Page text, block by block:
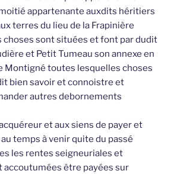
appartenante auxdits héritiers
terres du lieu de la Frapinière
sont situées et font par dudit
et Petit Tumeau son annexe en
Montigné toutes lesquelles choses
bien savoir et connoistre et
autres debornements
et aux siens de payer et
temps à venir quite du passé
les rentes seigneuriales et
accoutumées être payées sur